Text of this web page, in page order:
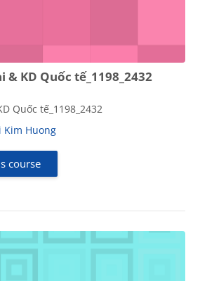
KD Quốc tế_1198_2432
Quốc tế_1198_2432
Kim Huong
course